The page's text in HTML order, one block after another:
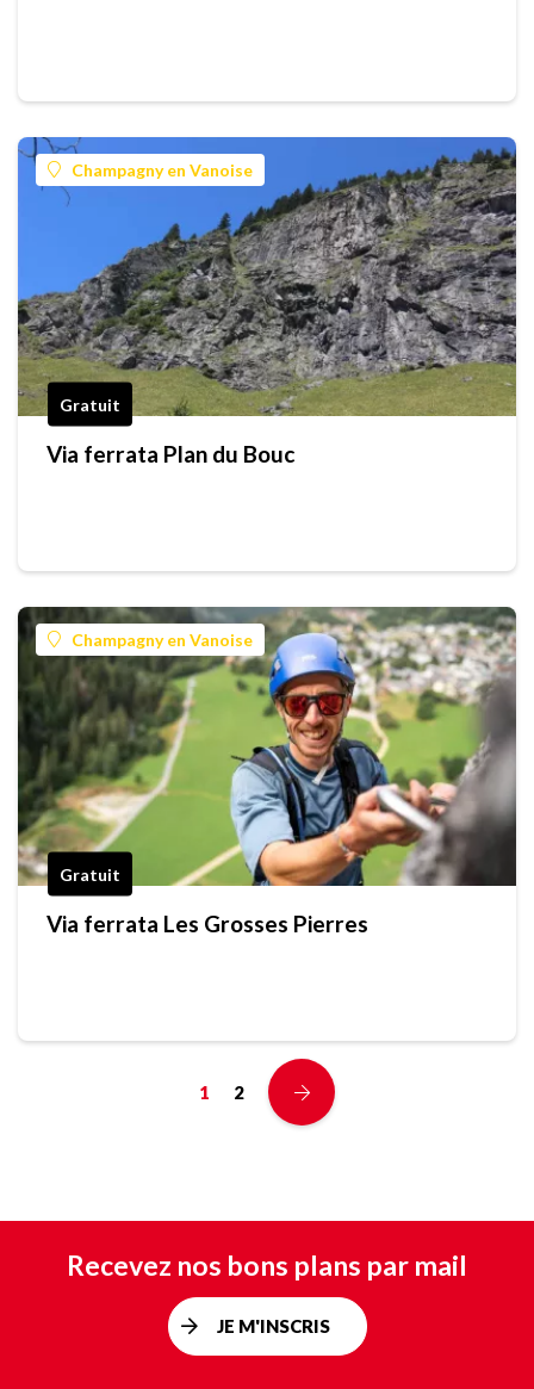
Champagny en Vanoise
Gratuit
Via ferrata Plan du Bouc
Champagny en Vanoise
Gratuit
Via ferrata Les Grosses Pierres
1 2
Recevez nos bons plans par mail
JE M'INSCRIS